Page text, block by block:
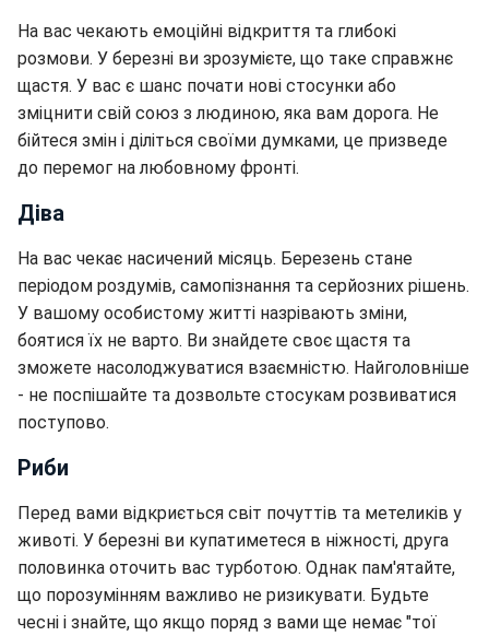
На вас чекають емоційні відкриття та глибокі
розмови. У березні ви зрозумієте, що таке справжнє
щастя. У вас є шанс почати нові стосунки або
зміцнити свій союз з людиною, яка вам дорога. Не
бійтеся змін і діліться своїми думками, це призведе
до перемог на любовному фронті.
Діва
На вас чекає насичений місяць. Березень стане
періодом роздумів, самопізнання та серйозних рішень.
У вашому особистому житті назрівають зміни,
боятися їх не варто. Ви знайдете своє щастя та
зможете насолоджуватися взаємністю. Найголовніше
- не поспішайте та дозвольте стосукам розвиватися
поступово.
Риби
Перед вами відкриється світ почуттів та метеликів у
животі. У березні ви купатиметеся в ніжності, друга
половинка оточить вас турботою. Однак пам'ятайте,
що порозумінням важливо не ризикувати. Будьте
чесні і знайте, що якщо поряд з вами ще немає "тої